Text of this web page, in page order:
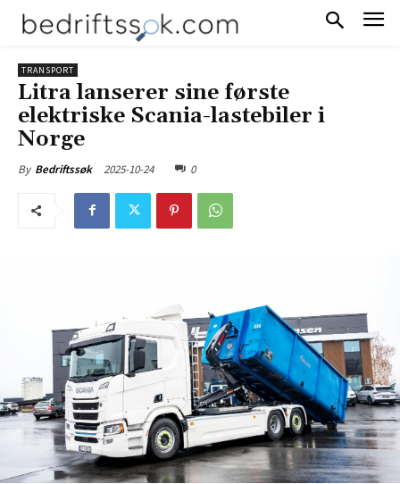
TRANSPORT
Litra lanserer sine første
elektriske Scania-lastebiler i
Norge
By Bedriftssøk 2025-10-24 0